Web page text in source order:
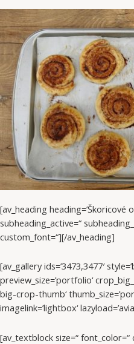
[av_heading heading=’Škoricové
subheading_active=“
custom_font=“][/av_heading]
[av_gallery ids=’3473,3477′
preview_size=’portfolio‘
big-crop-thumb‘
imagelink=’lightbox‘
[av_textblock size=“ font_color=“